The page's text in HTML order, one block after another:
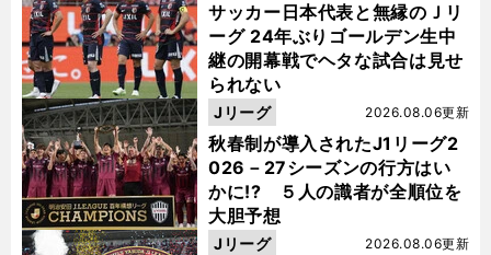
サッカー日本代表と無縁のＪリ
ーグ 24年ぶりゴールデン生中
継の開幕戦でヘタな試合は見せ
られない
秋春制が導入されたJ1リーグ2
026－27シーズンの行方はい
かに!? ５人の識者が全順位を
大胆予想
2026.08.06更新
Jリーグ
2026.08.06更新
Jリーグ